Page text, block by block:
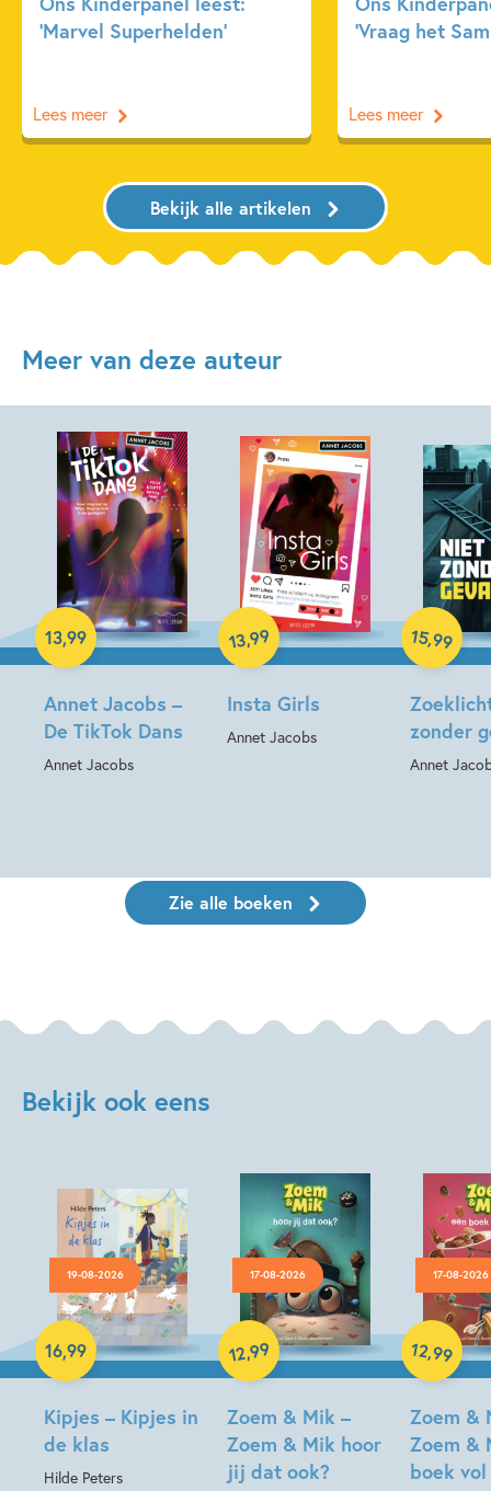
‘Marvel Superhelden’
Lees meer
‘Vraag het
Lees meer
Bekijk alle artikelen
Meer van deze auteur
Annet Jacobs –
De TikTok Dans
Annet Jacobs
13,99
Hardcover
Insta Girls
Annet Jacobs
13,99
Hardcover
zonder
Annet
15,99
Hardcover
Zie alle boeken
Bekijk ook eens
19-08-2026
Kipjes – Kipjes in
de klas
Hilde Peters
16,99
Hardcover
17-08-2026
Zoem & Mik –
Zoem & Mik hoor
jij dat ook?
12,99
Hardcover
17-08-2026
Zoem &
Zoem &
boek
12,99
Hardcover